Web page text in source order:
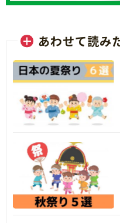
あわせて読み